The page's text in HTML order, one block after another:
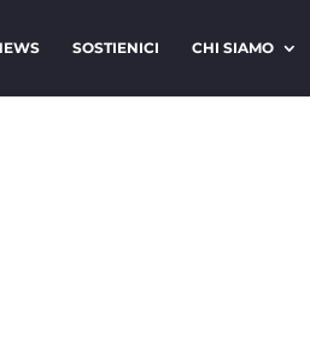
SOSTIENICI CHI SIAMO